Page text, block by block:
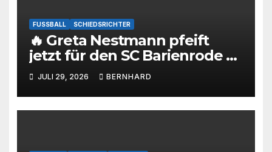
FUSSBALL SCHIEDSRICHTER
🔥 Greta Nestmann pfeift
jetzt für den SC Barienrode –
unsere jüngste
Schiedsrichterin hat die
Prüfung bestanden! 💙🤍⚽
JULI 29, 2026 BERNHARD